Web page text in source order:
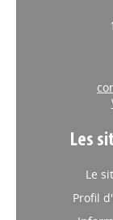
Les
Le
Profil